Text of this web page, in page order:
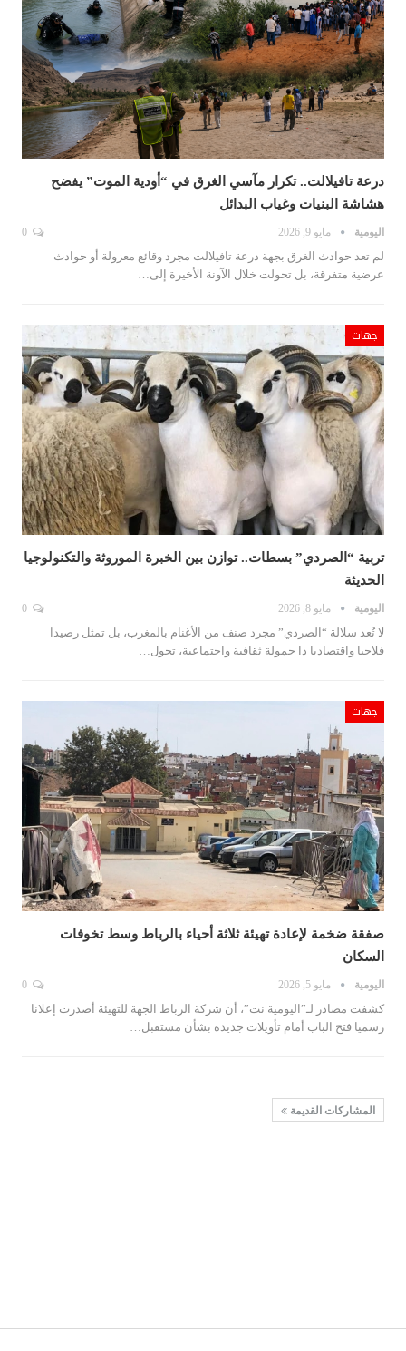
درعة تافيلالت.. تكرار مآسي الغرق في “أودية الموت” يفضح
هشاشة البنيات وغياب البدائل
اليومية مايو 9, 2026
لم تعد حوادث الغرق بجهة درعة تافيلالت مجرد وقائع معزولة أو حوادث
عرضية متفرقة، بل تحولت خلال الآونة الأخيرة إلى…
جهات
تربية “الصردي” بسطات.. توازن بين الخبرة الموروثة والتكنولوجيا
الحديثة
اليومية مايو 8, 2026
لا تُعد سلالة “الصردي” مجرد صنف من الأغنام بالمغرب، بل تمثل رصيدا
فلاحيا واقتصاديا ذا حمولة ثقافية واجتماعية، تحول…
جهات
صفقة ضخمة لإعادة تهيئة ثلاثة أحياء بالرباط وسط تخوفات
السكان
اليومية مايو 5, 2026
كشفت مصادر لـ”اليومية نت”، أن شركة الرباط الجهة للتهيئة أصدرت إعلانا
رسميا فتح الباب أمام تأويلات جديدة بشأن مستقبل…
المشاركات القديمة